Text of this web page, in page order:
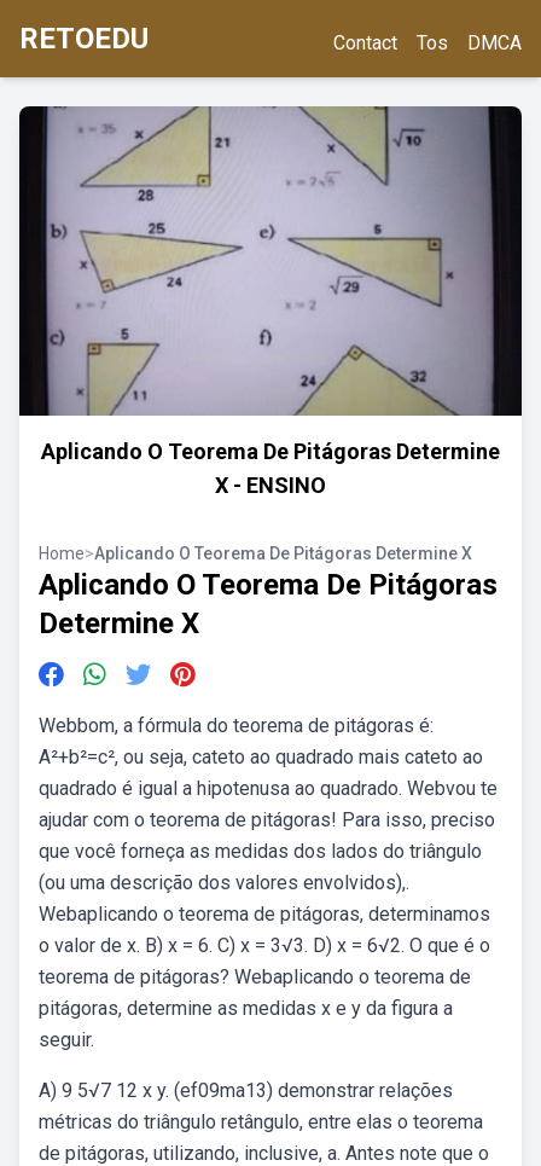
RETOEDU Contact Tos DMCA
Aplicando O Teorema De Pitágoras Determine
X - ENSINO
Home>Aplicando O Teorema De Pitágoras Determine X
Aplicando O Teorema De Pitágoras
Determine X
Webbom, a fórmula do teorema de pitágoras é:
A²+b²=c², ou seja, cateto ao quadrado mais cateto ao
quadrado é igual a hipotenusa ao quadrado. Webvou te
ajudar com o teorema de pitágoras! Para isso, preciso
que você forneça as medidas dos lados do triângulo
(ou uma descrição dos valores envolvidos),.
Webaplicando o teorema de pitágoras, determinamos
o valor de x. B) x = 6. C) x = 3√3. D) x = 6√2. O que é o
teorema de pitágoras? Webaplicando o teorema de
pitágoras, determine as medidas x e y da figura a
seguir.
A) 9 5√7 12 x y. (ef09ma13) demonstrar relações
métricas do triângulo retângulo, entre elas o teorema
de pitágoras, utilizando, inclusive, a. Antes note que o